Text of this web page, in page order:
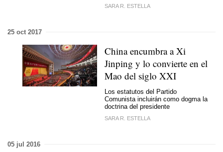
SARA R. ESTELLA
25 oct 2017
China encumbra a Xi
Jinping y lo convierte en el
Mao del siglo XXI
Los estatutos del Partido
Comunista incluirán como dogma la
doctrina del presidente
SARA R. ESTELLA
05 jul 2016